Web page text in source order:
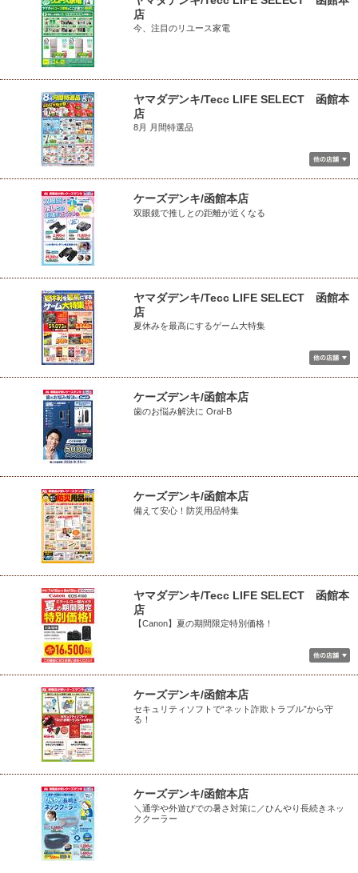
店
今、注目のリユース家電
ヤマダデンキ/Tecc LIFE SELECT 函館本
店
8月 月間特選品
ケーズデンキ/函館本店
双眼鏡で推しとの距離が近くなる
ヤマダデンキ/Tecc LIFE SELECT 函館本
店
夏休みを最高にするゲーム大特集
ケーズデンキ/函館本店
歯のお悩み解決に Oral-B
ケーズデンキ/函館本店
備えて安心！防災用品特集
ヤマダデンキ/Tecc LIFE SELECT 函館本
店
【Canon】夏の期間限定特別価格！
ケーズデンキ/函館本店
セキュリティソフトで“ネット詐欺トラブル”から守
る！
ケーズデンキ/函館本店
＼通学や外遊びでの暑さ対策に／ひんやり長続きネッ
ククーラー